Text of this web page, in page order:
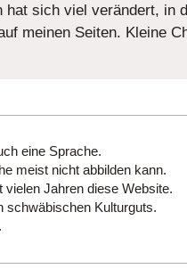
hat sich viel verändert, in
meinen Seiten. Kleine
eine Sprache.
meist nicht abbilden kann.
Jahren diese Website.
schwäbischen Kulturguts.